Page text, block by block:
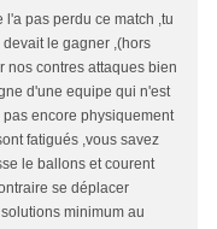
pas perdu ce match ,tu
le gagner ,(hors
nos contres attaques bien
d'une equipe qui n'est
encore physiquement
fatigués ,vous savez
le ballons et courent
se déplacer
minimum au